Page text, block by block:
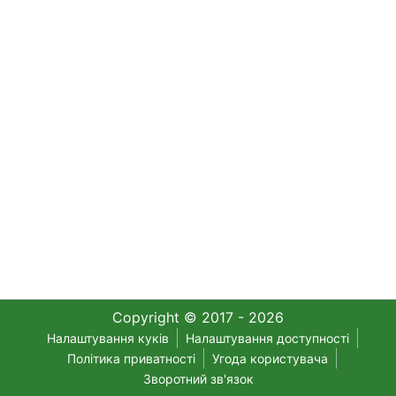
Copyright © 2017 - 2026
Налаштування куків
Налаштування доступності
Політика приватності
Угода користувача
Зворотний зв'язок